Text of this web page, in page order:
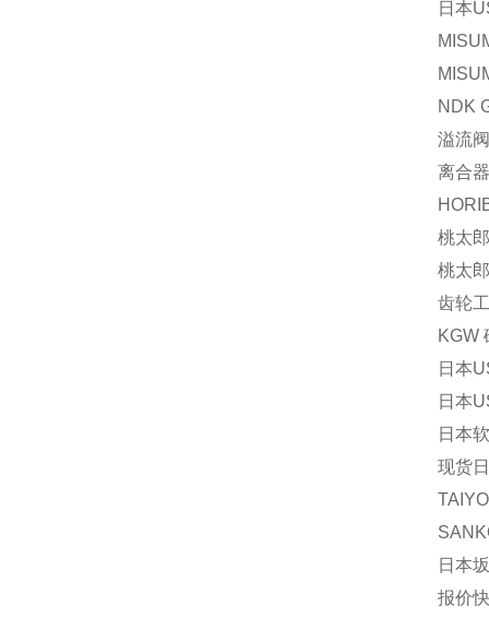
日本
NDK
溢流
离合
桃太
桃太
齿轮
KGW
日本
日本
日本
现货
日本
报价